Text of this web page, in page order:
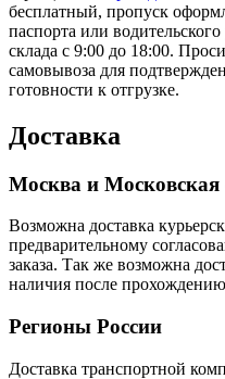
бесплатный, пропуск
паспорта или
склада с 9:00 до 18:00.
самовывоза для
готовности к отгрузке.
Доставка
Москва и Московская
Возможна доставка
предварительному
заказа. Так же возможна
наличия после
Регионы России
Доставка транспортной